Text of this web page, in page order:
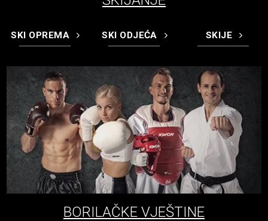
SKI OPREMA SKI ODJEĆA SKIJE
BORILAČKE VJEŠTINE